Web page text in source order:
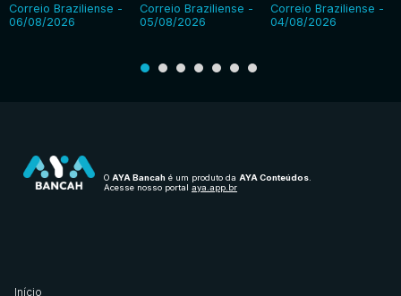
Correio Braziliense -
06/08/2026
Correio Braziliense -
05/08/2026
Correio Braziliense -
04/08/2026
O AYA Bancah é um produto da AYA Conteúdos
Acesse nosso portal aya.app.br
Início